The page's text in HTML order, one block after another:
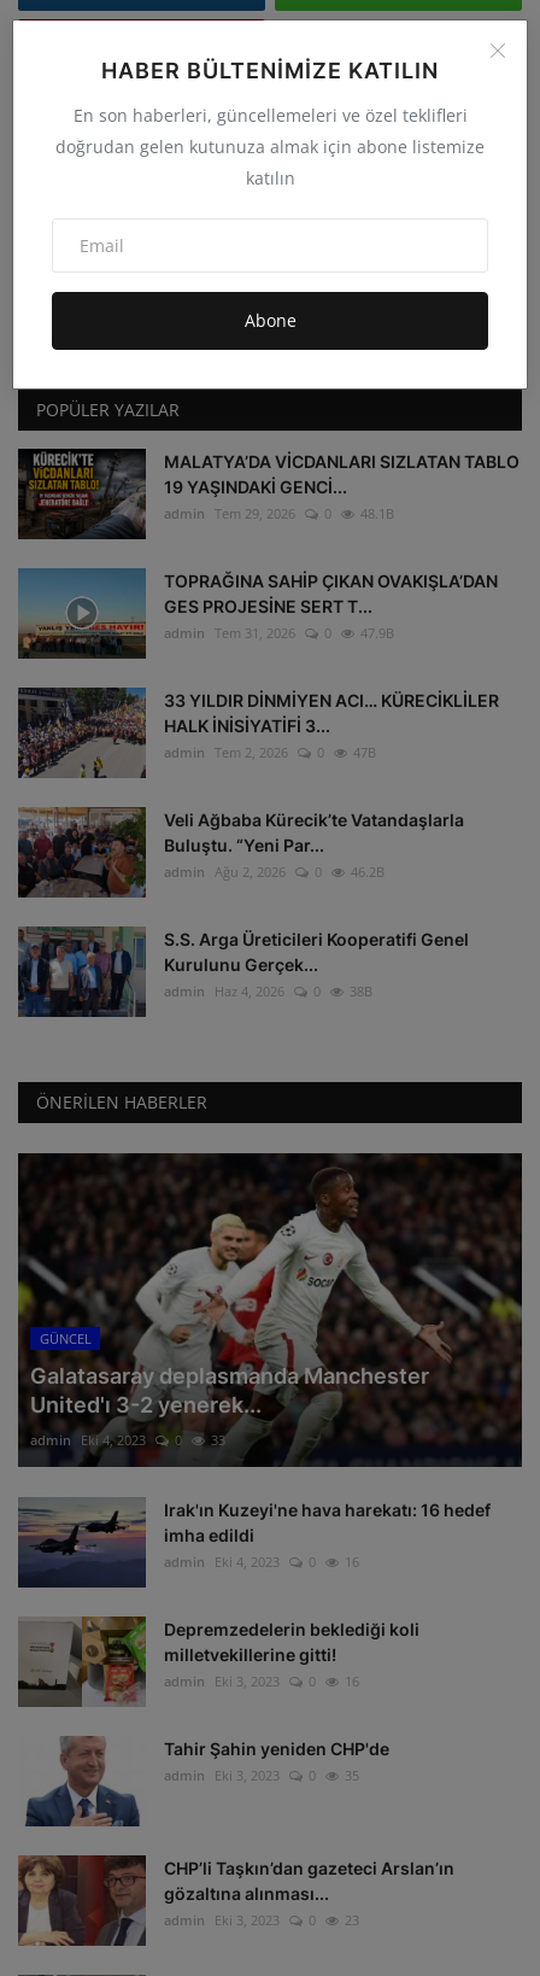
HABER BÜLTENIMIZE KATILIN
En son haberleri, güncellemeleri ve özel teklifleri
doğrudan gelen kutunuza almak için abone listemize
katılın
Abone
POPÜLER YAZILAR
MALATYA’DA VİCDANLARI SIZLATAN TABLO
19 YAŞINDAKİ GENCİ...
admin Tem 29, 2026 0 48.1B
TOPRAĞINA SAHİP ÇIKAN OVAKIŞLA’DAN
GES PROJESİNE SERT T...
admin Tem 31, 2026 0 47.9B
33 YILDIR DİNMİYEN ACI… KÜRECİKLİLER
HALK İNİSİYATİFİ 3...
admin Tem 2, 2026 0 47B
Veli Ağbaba Kürecik’te Vatandaşlarla
Buluştu. “Yeni Par...
admin Ağu 2, 2026 0 46.2B
S.S. Arga Üreticileri Kooperatifi Genel
Kurulunu Gerçek...
admin Haz 4, 2026 0 38B
ÖNERILEN HABERLER
GÜNCEL
Galatasaray deplasmanda Manchester
United'ı 3-2 yenerek...
admin Eki 4, 2023 0 33
Irak'ın Kuzeyi'ne hava harekatı: 16 hedef
imha edildi
admin Eki 4, 2023 0 16
Depremzedelerin beklediği koli
milletvekillerine gitti!
admin Eki 3, 2023 0 16
Tahir Şahin yeniden CHP'de
admin Eki 3, 2023 0 35
CHP’li Taşkın’dan gazeteci Arslan’ın
gözaltına alınması...
admin Eki 3, 2023 0 23